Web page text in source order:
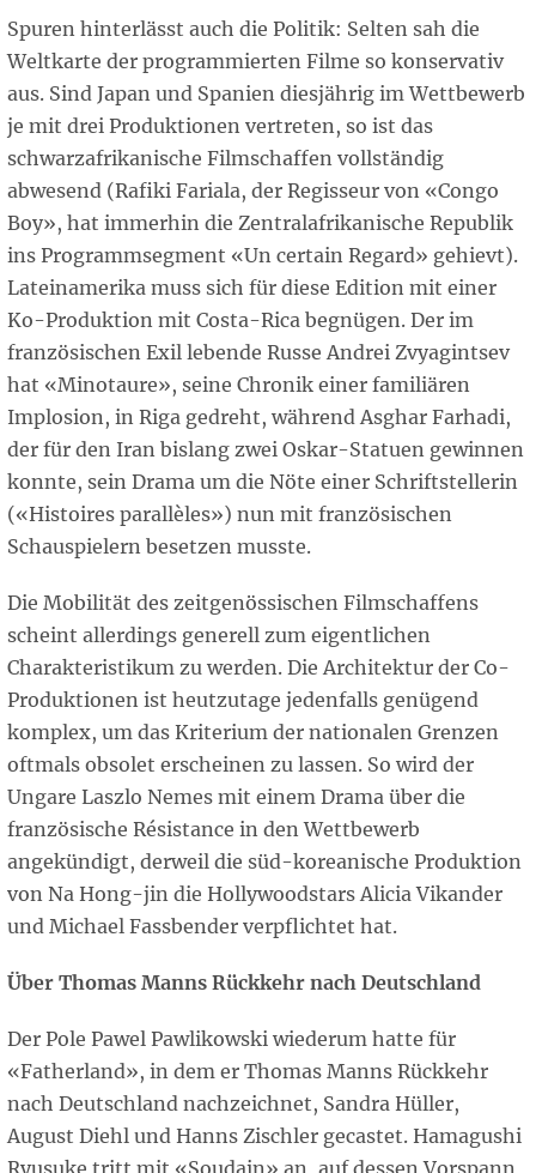
Spuren hinterlässt auch die Politik: Selten sah die
Weltkarte der programmierten Filme so konservativ
aus. Sind Japan und Spanien diesjährig im Wettbewerb
je mit drei Produktionen vertreten, so ist das
schwarzafrikanische Filmschaffen vollständig
abwesend (Rafiki Fariala, der Regisseur von «Congo
Boy», hat immerhin die Zentralafrikanische Republik
ins Programmsegment «Un certain Regard» gehievt).
Lateinamerika muss sich für diese Edition mit einer
Ko-Produktion mit Costa-Rica begnügen. Der im
französischen Exil lebende Russe Andrei Zvyagintsev
hat «Minotaure», seine Chronik einer familiären
Implosion, in Riga gedreht, während Asghar Farhadi,
der für den Iran bislang zwei Oskar-Statuen gewinnen
konnte, sein Drama um die Nöte einer Schriftstellerin
(«Histoires parallèles») nun mit französischen
Schauspielern besetzen musste.
Die Mobilität des zeitgenössischen Filmschaffens
scheint allerdings generell zum eigentlichen
Charakteristikum zu werden. Die Architektur der Co-
Produktionen ist heutzutage jedenfalls genügend
komplex, um das Kriterium der nationalen Grenzen
oftmals obsolet erscheinen zu lassen. So wird der
Ungare Laszlo Nemes mit einem Drama über die
französische Résistance in den Wettbewerb
angekündigt, derweil die süd-koreanische Produktion
von Na Hong-jin die Hollywoodstars Alicia Vikander
und Michael Fassbender verpflichtet hat.
Über Thomas Manns Rückkehr nach Deutschland
Der Pole Pawel Pawlikowski wiederum hatte für
«Fatherland», in dem er Thomas Manns Rückkehr
nach Deutschland nachzeichnet, Sandra Hüller,
August Diehl und Hanns Zischler gecastet. Hamagushi